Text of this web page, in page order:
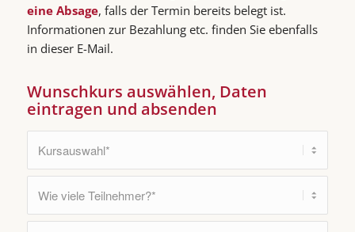
eine Absage, falls der Termin bereits belegt ist.
Informationen zur Bezahlung etc. finden Sie ebenfalls
in dieser E-Mail.
Wunschkurs auswählen, Daten
eintragen und absenden